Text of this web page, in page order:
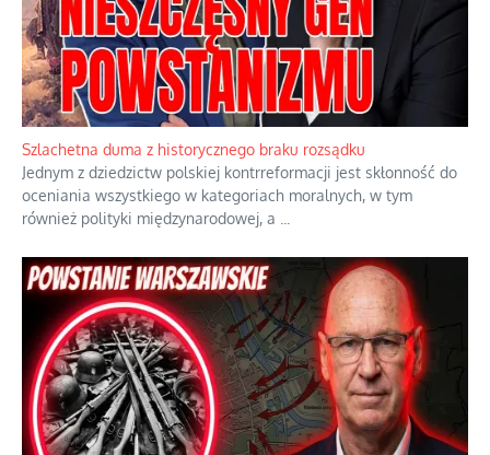
Szlachetna duma z historycznego braku rozsądku
Jednym z dziedzictw polskiej kontrreformacji jest skłonność do
oceniania wszystkiego w kategoriach moralnych, w tym
również polityki międzynarodowej, a